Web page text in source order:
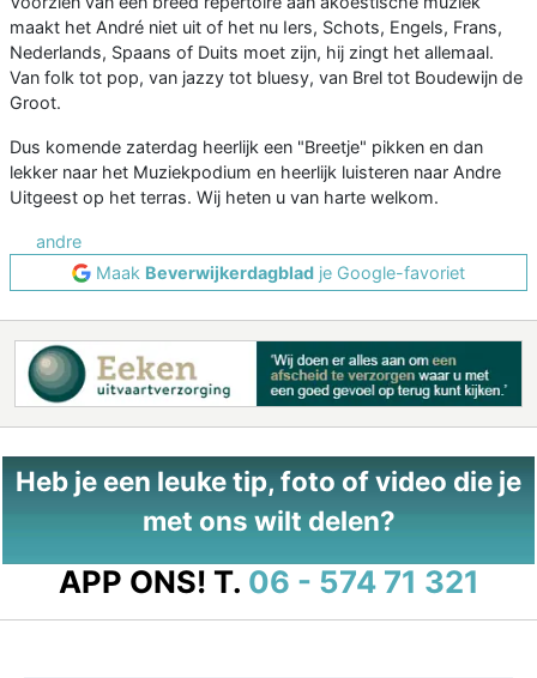
maakt het André niet uit of het nu Iers, Schots, Engels, Frans,
Nederlands, Spaans of Duits moet zijn, hij zingt het allemaal.
Van folk tot pop, van jazzy tot bluesy, van Brel tot Boudewijn de
Groot.
Dus komende zaterdag heerlijk een "Breetje" pikken en dan
lekker naar het Muziekpodium en heerlijk luisteren naar Andre
Uitgeest op het terras. Wij heten u van harte welkom.
andre
Maak Beverwijkerdagblad je Google-favoriet
Heb je een leuke tip, foto of video die je
met ons wilt delen?
APP ONS! T. 06 - 574 71 321